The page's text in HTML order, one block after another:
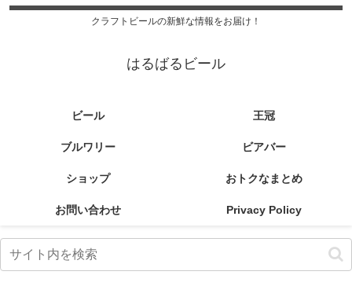
クラフトビールの新鮮な情報をお届け！
はるばるビール
ビール 王冠
ブルワリー ビアバー
ショップ おトクなまとめ
お問い合わせ Privacy Policy